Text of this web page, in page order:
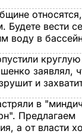
Будете вести
воду в
круглую
заявлял,
и
в
Предлагаем
а от власти